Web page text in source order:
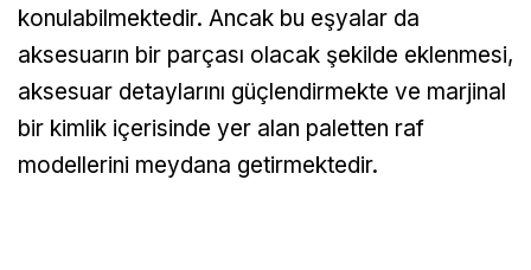
konulabilmektedir. Ancak bu eşyalar da
aksesuarın bir parçası olacak şekilde eklenmesi,
aksesuar detaylarını güçlendirmekte ve marjinal
bir kimlik içerisinde yer alan paletten raf
modellerini meydana getirmektedir.